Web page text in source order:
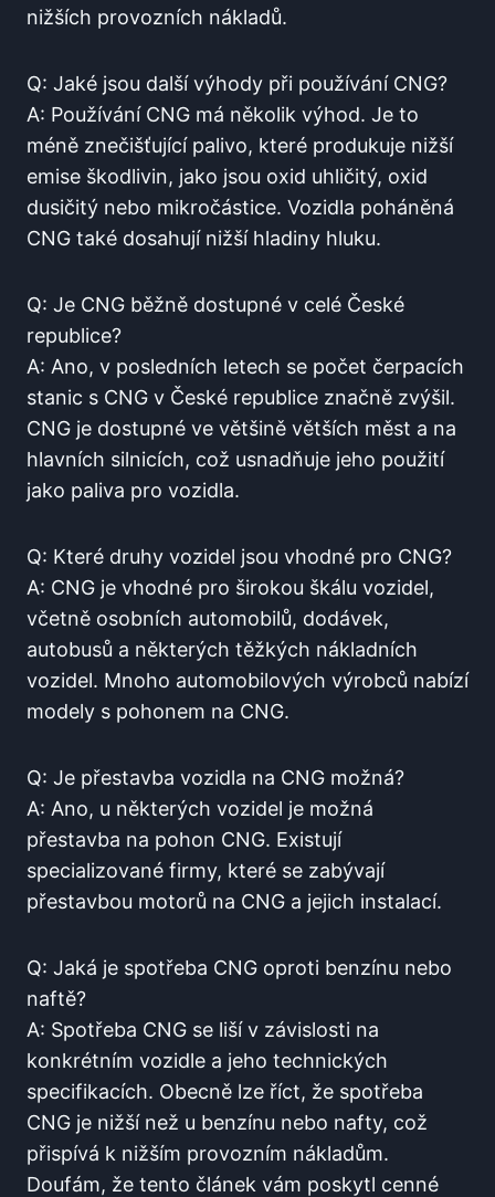
nižších provozních nákladů.
Q: Jaké jsou další výhody při používání CNG?
A: Používání CNG má několik výhod. Je to
méně znečišťující palivo, které produkuje nižší
emise škodlivin, jako jsou oxid uhličitý, oxid
dusičitý nebo mikročástice. Vozidla poháněná
CNG také dosahují nižší hladiny hluku.
Q: Je CNG běžně dostupné v celé České
republice?
A: Ano, v posledních letech se počet čerpacích
stanic s CNG v České republice značně zvýšil.
CNG je dostupné ve většině větších měst a na
hlavních silnicích, což usnadňuje jeho použití
jako paliva pro vozidla.
Q: Které druhy vozidel jsou vhodné pro CNG?
A: CNG je vhodné pro širokou škálu vozidel,
včetně osobních automobilů, dodávek,
autobusů a některých těžkých nákladních
vozidel. Mnoho automobilových výrobců nabízí
modely s pohonem na CNG.
Q: Je přestavba vozidla na CNG možná?
A: Ano, u některých vozidel je možná
přestavba na pohon CNG. Existují
specializované firmy, které se zabývají
přestavbou motorů na CNG a jejich instalací.
Q: Jaká je spotřeba CNG oproti benzínu nebo
naftě?
A: Spotřeba CNG se liší v závislosti na
konkrétním vozidle a jeho technických
specifikacích. Obecně lze říct, že spotřeba
CNG je nižší než u benzínu nebo nafty, což
přispívá k nižším provozním nákladům.
Doufám, že tento článek vám poskytl cenné